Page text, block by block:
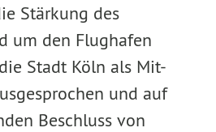
Stärkung des
um den Flughafen
Stadt Köln als Mit-
und auf
Beschluss von